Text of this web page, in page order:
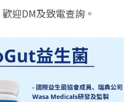
迎DM及致電查詢。